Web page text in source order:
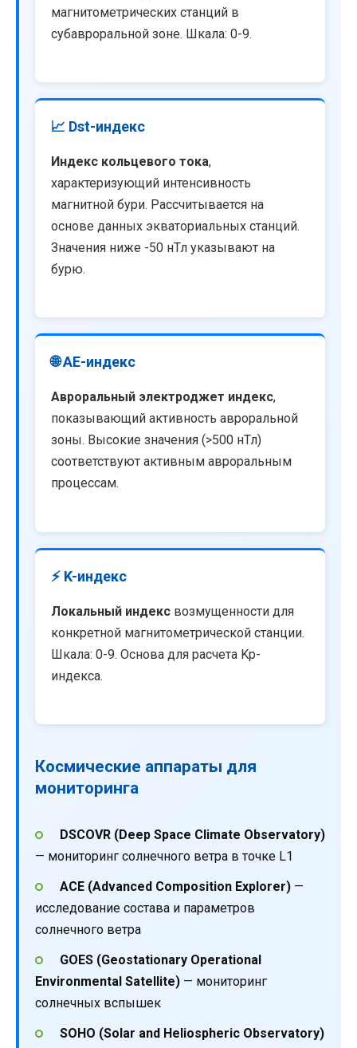
магнитометрических станций в
субавроральной зоне. Шкала: 0-9.
📈 Dst-индекс
Индекс кольцевого тока,
характеризующий интенсивность
магнитной бури. Рассчитывается на
основе данных экваториальных станций.
Значения ниже -50 нТл указывают на
бурю.
🌐 AE-индекс
Авроральный электроджет индекс,
показывающий активность авроральной
зоны. Высокие значения (>500 нТл)
соответствуют активным авроральным
процессам.
⚡ K-индекс
Локальный индекс возмущенности для
конкретной магнитометрической станции.
Шкала: 0-9. Основа для расчета Kp-
индекса.
Космические аппараты для
мониторинга
DSCOVR (Deep Space Climate Observatory)
— мониторинг солнечного ветра в точке L1
ACE (Advanced Composition Explorer)—
исследование состава и параметров
солнечного ветра
GOES (Geostationary Operational
Environmental Satellite) — мониторинг
солнечных вспышек
SOHO (Solar and Heliospheric Observatory)